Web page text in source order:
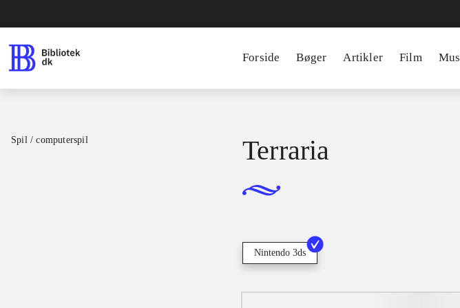
Forside Bøger Artikler Film
Spil / computerspil Terraria
Nintendo 3ds